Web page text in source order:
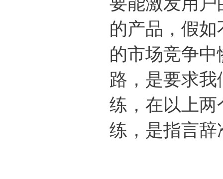
的产品，假
的市场竞争
路，是要求
练，在以上两
练，是指言